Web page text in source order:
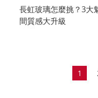
長虹玻璃怎麼挑？3大
間質感大升級
1